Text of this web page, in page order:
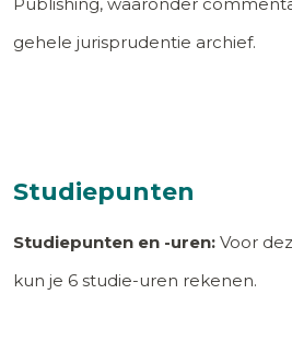
gehele jurisprudentie archief.
Studiepunten
Studiepunten en -uren: Voor
kun je 6 studie-uren rekenen.